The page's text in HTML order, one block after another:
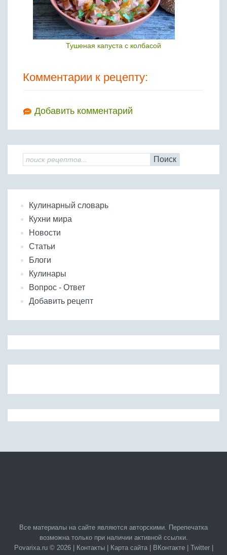
Тушеная капуста с колбасой
Комментарии к рецепту:
Добавить комментарий
Поиск
Кулинарный словарь
Кухни мира
Новости
Статьи
Блоги
Кулинары
Вопрос - Ответ
Добавить рецепт
Все материалы на сайте являются авторскими. Перепечатка
возможна только при наличии активной ссылки.
Povarixa.ru © 2026 |
Контакты| Карта сайта| ВКонтакте| Twitter|